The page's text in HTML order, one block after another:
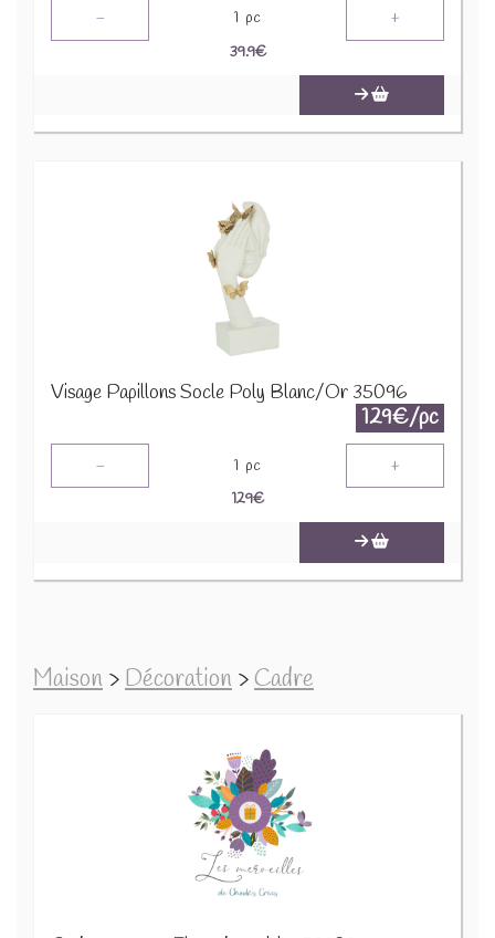
- 1 pc +
39.9€
Visage Papillons Socle Poly Blanc/Or 35096
129€/pc
- 1 pc +
129€
Maison >Décoration >Cadre